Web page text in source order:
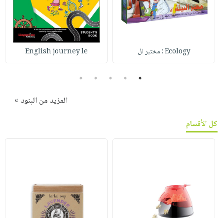
Ecology : مختبر ال English journey le
1
2
3
4
5
المزيد من البنود »
كل الأقسام